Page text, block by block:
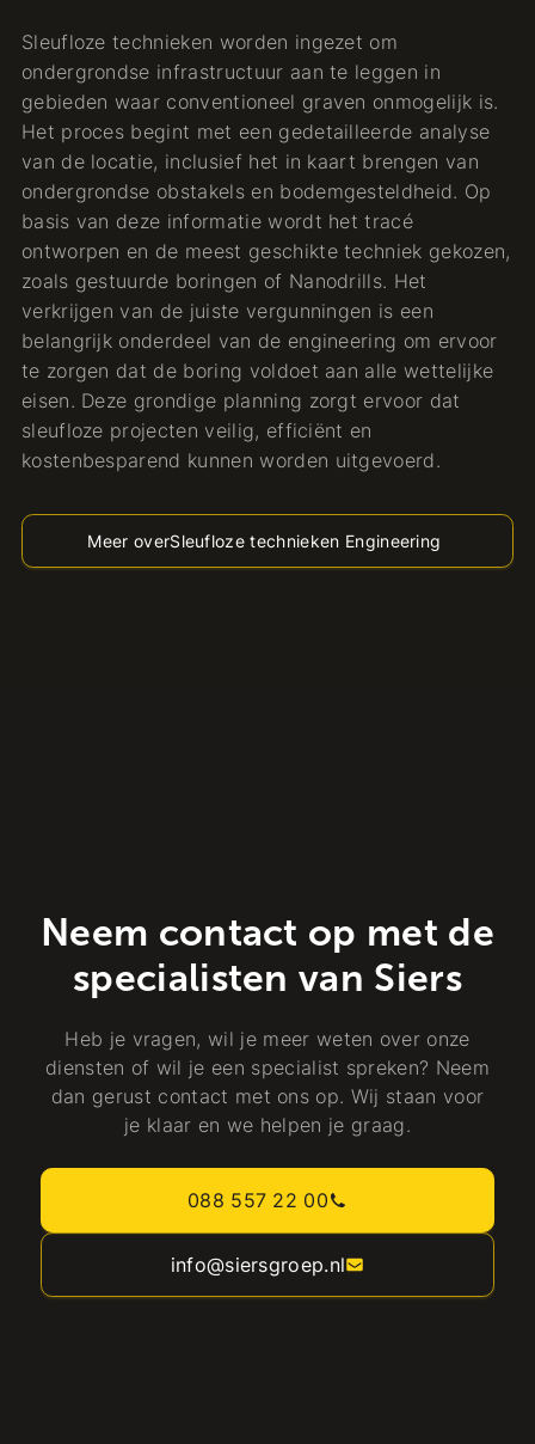
Sleufloze technieken worden ingezet om
ondergrondse infrastructuur aan te leggen in
gebieden waar conventioneel graven onmogelijk is.
Het proces begint met een gedetailleerde analyse
van de locatie, inclusief het in kaart brengen van
ondergrondse obstakels en bodemgesteldheid. Op
basis van deze informatie wordt het tracé
ontworpen en de meest geschikte techniek gekozen,
zoals gestuurde boringen of Nanodrills. Het
verkrijgen van de juiste vergunningen is een
belangrijk onderdeel van de engineering om ervoor
te zorgen dat de boring voldoet aan alle wettelijke
eisen. Deze grondige planning zorgt ervoor dat
sleufloze projecten veilig, efficiënt en
kostenbesparend kunnen worden uitgevoerd.
Meer overSleufloze technieken Engineering
Neem contact op met de
specialisten van Siers
Heb je vragen, wil je meer weten over onze
diensten of wil je een specialist spreken? Neem
dan gerust contact met ons op. Wij staan voor
je klaar en we helpen je graag.
088 557 22 00
info@siersgroep.nl